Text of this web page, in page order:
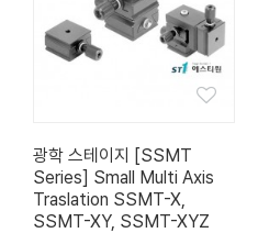
광학 스테이지 [SSMT
Series] Small Multi Axis
Traslation SSMT-X,
SSMT-XY, SSMT-XYZ